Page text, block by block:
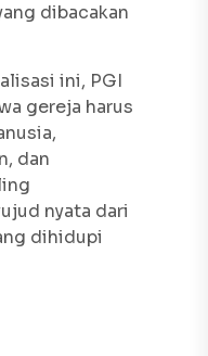
dibacakan
ini, PGI
gereja harus
dan
nyata dari
dihidupi